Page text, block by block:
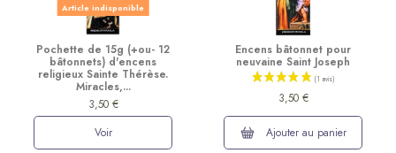
Article indisponible
Pochette de 15g (+ou- 12
bâtonnets) d'encens
religieux Sainte Thérèse.
Miracles,...
3,50 €
Voir
Encens bâtonnet pour
neuvaine Saint Joseph
3,50 €
Ajouter au panier